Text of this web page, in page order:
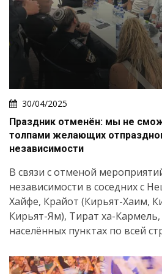
30/04/2025
Праздник отменён: мы не
толпами желающих
независимости
В связи с отменой
независимости в соседних с
Хайфе, Крайот (Кирьят-Хаим,
Кирьят-Ям), Тират ха-
населённых пунктах по всей